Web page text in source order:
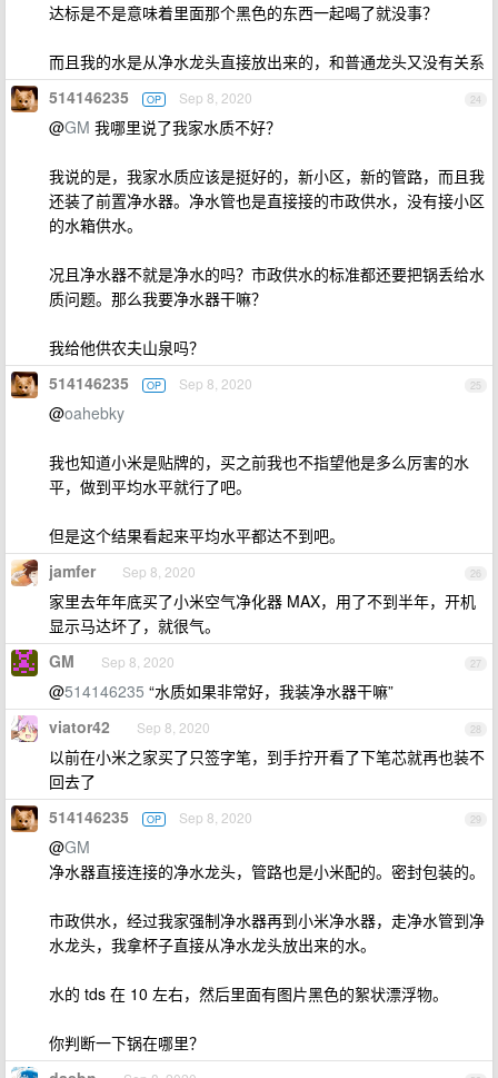
达标是不是意味着里面那个黑色的东西一起喝了就没事？
而且我的水是从净水龙头直接放出来的，和普通龙头又没有关系
24
514146235 OP Sep 8, 2020
@GM 我哪里说了我家水质不好？
我说的是，我家水质应该是挺好的，新小区，新的管路，而且我
还装了前置净水器。净水管也是直接接的市政供水，没有接小区
的水箱供水。
况且净水器不就是净水的吗？市政供水的标准都还要把锅丢给水
质问题。那么我要净水器干嘛？
我给他供农夫山泉吗？
25
514146235 OP Sep 8, 2020
@oahebky
我也知道小米是贴牌的，买之前我也不指望他是多么厉害的水
平，做到平均水平就行了吧。
但是这个结果看起来平均水平都达不到吧。
26
jamfer Sep 8, 2020
家里去年年底买了小米空气净化器 MAX，用了不到半年，开机
显示马达坏了，就很气。
27
GM Sep 8, 2020
@514146235 “水质如果非常好，我装净水器干嘛”
28
viator42 Sep 8, 2020
以前在小米之家买了只签字笔，到手拧开看了下笔芯就再也装不
回去了
29
514146235 OP Sep 8, 2020
@GM
净水器直接连接的净水龙头，管路也是小米配的。密封包装的。
市政供水，经过我家强制净水器再到小米净水器，走净水管到净
水龙头，我拿杯子直接从净水龙头放出来的水。
水的 tds 在 10 左右，然后里面有图片黑色的絮状漂浮物。
你判断一下锅在哪里？